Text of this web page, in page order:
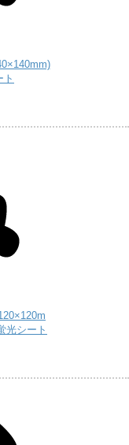
光シート